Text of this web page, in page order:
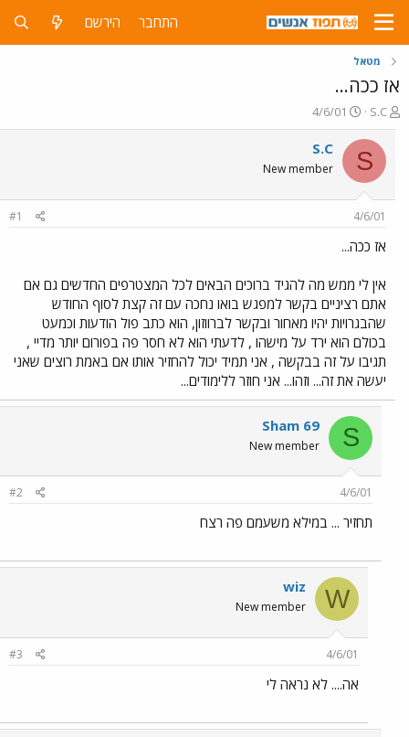
התחבר הירשם
מטאל
אז ככה...
פ
ו
ת
ח
ה
ש
א
S.C
פ
ו
ר
ס
ם
4/6/01
S
S.C
New member
4/6/01
#1
אז ככה...
אין לי ממש מה להגיד ברוכים הבאים לכל המצטרפים החדשים גם אם
אתם רציניים בקשר למפגש בואו נחכה עם זה קצת לסוף החודש
שהבגרויות יהיו מאחור ובקשר לברווזון, הוא כתב פול הודעות וכמעט
בכולם הוא ירד על מישהו , לדעתי הוא לא חסר פה בפורום יותר מדיי ,
תגיבו על זה בבקשה , אני תמיד יכול להחזיר אותו אם באמת רוצים שאני
יעשה את זה... וזהו... אני חוזר ללימודים...
S
Sham 69
New member
4/6/01
#2
תחזיר ... במילא משעמם פה רצח
W
wiz
New member
4/6/01
#3
אה.... לא נראה לי